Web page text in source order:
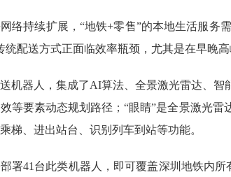
持续扩展，“地铁+零售”的本地生活服务需
统配送方式正面临效率瓶颈，尤其是在早晚
器人，集成了AI算法、全景激光雷达、智
等要素动态规划路径；“眼睛”是全景激光
梯、进出站台、识别列车到站等功能。
41台此类机器人，即可覆盖深圳地铁内所